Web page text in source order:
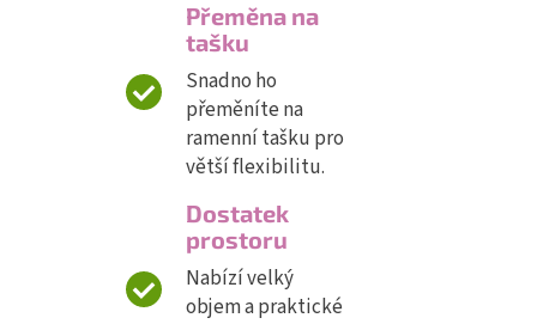
Přeměna na
tašku
Snadno ho
přeměníte na
ramenní tašku pro
větší flexibilitu.
Dostatek
prostoru
Nabízí velký
objem a praktické